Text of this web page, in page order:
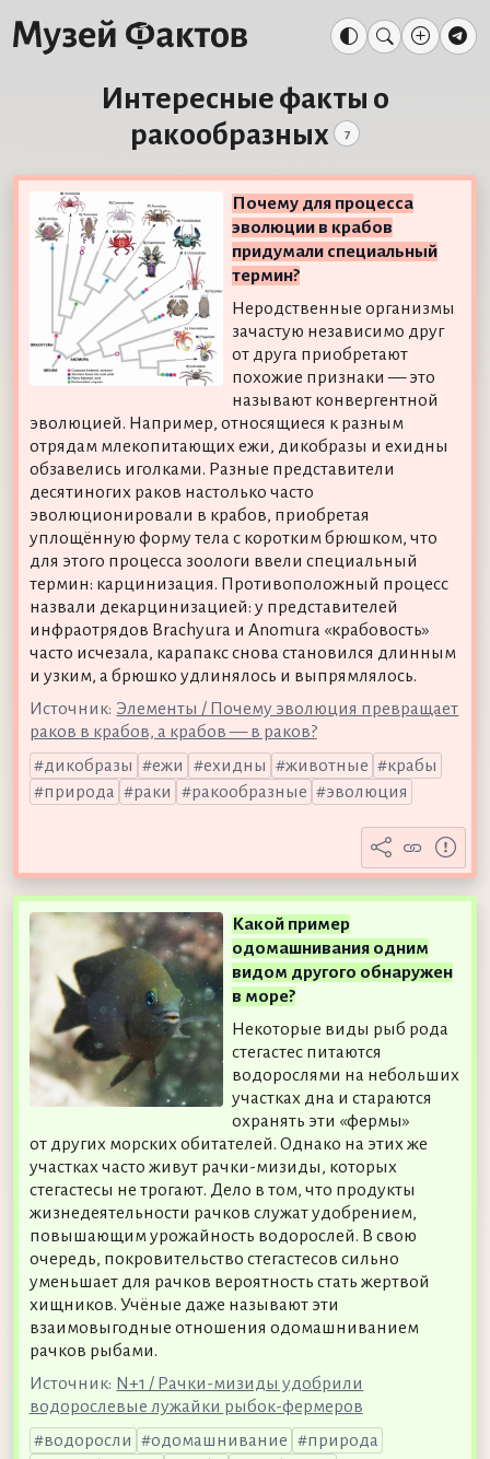
Интересные факты о
ракообразных
7
Почему для процесса
эволюции в крабов
придумали специальный
термин?
Неродственные организмы
зачастую независимо друг
от друга приобретают
похожие признаки — это
называют конвергентной
эволюцией. Например, относящиеся к разным
отрядам млекопитающих ежи, дикобразы и ехидны
обзавелись иголками. Разные представители
десятиногих раков настолько часто
эволюционировали в крабов, приобретая
уплощённую форму тела с коротким брюшком, что
для этого процесса зоологи ввели специальный
термин: карцинизация. Противоположный процесс
назвали декарцинизацией: у представителей
инфраотрядов Brachyura и Anomura «крабовость»
часто исчезала, карапакс снова становился длинным
и узким, а брюшко удлинялось и выпрямлялось.
Источник: Элементы / Почему эволюция превращает
раков в крабов, а крабов — в раков?
дикобразы
ежи ехидны животные
крабы
природа
раки ракообразные эволюция
Какой пример
одомашнивания одним
видом другого обнаружен
в море?
Некоторые виды рыб рода
стегастес питаются
водорослями на небольших
участках дна и стараются
охранять эти «фермы»
от других морских обитателей. Однако на этих же
участках часто живут рачки-мизиды, которых
стегастесы не трогают. Дело в том, что продукты
жизнедеятельности рачков служат удобрением,
повышающим урожайность водорослей. В свою
очередь, покровительство стегастесов сильно
уменьшает для рачков вероятность стать жертвой
хищников. Учёные даже называют эти
взаимовыгодные отношения одомашниванием
рачков рыбами.
Источник: N+1 / Рачки-мизиды удобрили
водорослевые лужайки рыбок-фермеров
водоросли
одомашнивание
природа